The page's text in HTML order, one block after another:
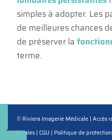
simples à adopter. Les
de meilleures chances
de préserver la
terme.
© Riviera Imagerie Médicale | Accès
légales| CGU | Politique de